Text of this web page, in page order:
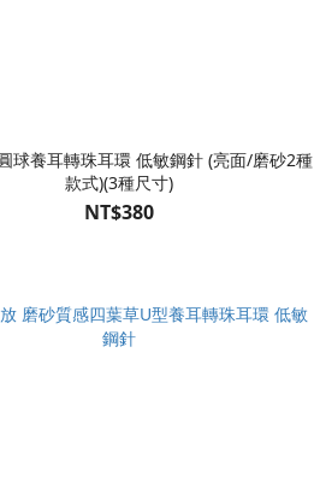
球養耳轉珠耳環 低敏鋼針 (亮面/磨砂2種
款式)(3種尺寸)
NT$380